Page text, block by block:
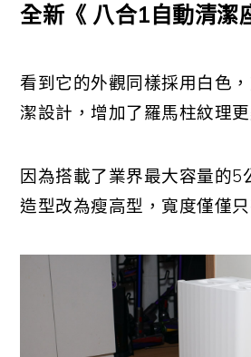
全新《 八合1自動清潔
看到它的外觀同樣採用白色
潔設計，增加了羅馬柱紋理
因為搭載了業界最大容量的5
造型改為瘦高型，寬度僅僅